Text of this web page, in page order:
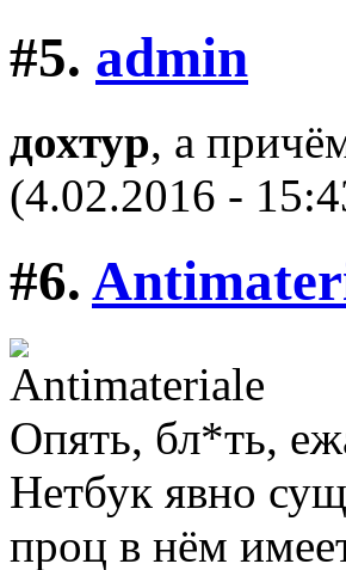
#5. admin
дохтур, а
(4.02.2016 -
#6.
Опять, бл*ть,
Нетбук явно
проц в нём